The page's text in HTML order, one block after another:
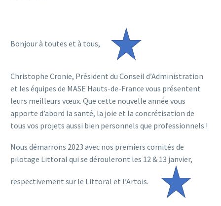
Bonjour à toutes et à tous,
Christophe Cronie, Président du Conseil d’Administration
et les équipes de MASE Hauts-de-France vous présentent
leurs meilleurs vœux. Que cette nouvelle année vous
apporte d’abord la santé, la joie et la concrétisation de
tous vos projets aussi bien personnels que professionnels !
Nous démarrons 2023 avec nos premiers comités de
pilotage Littoral qui se dérouleront les 12 & 13 janvier,
respectivement sur le Littoral et l’Artois.